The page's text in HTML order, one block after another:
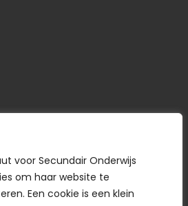
voor Secundair Onderwijs
om haar website te
Een cookie is een klein